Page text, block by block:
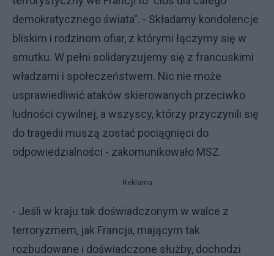
demokratycznego świata". - Składamy kondolencje
bliskim i rodzinom ofiar, z którymi łączymy się w
smutku. W pełni solidaryzujemy się z francuskimi
władzami i społeczeństwem. Nic nie może
usprawiedliwić ataków skierowanych przeciwko
ludności cywilnej, a wszyscy, którzy przyczynili się
do tragedii muszą zostać pociągnięci do
odpowiedzialności - zakomunikowało MSZ.
Reklama
- Jeśli w kraju tak doświadczonym w walce z
terroryzmem, jak Francja, mającym tak
rozbudowane i doświadczone służby, dochodzi